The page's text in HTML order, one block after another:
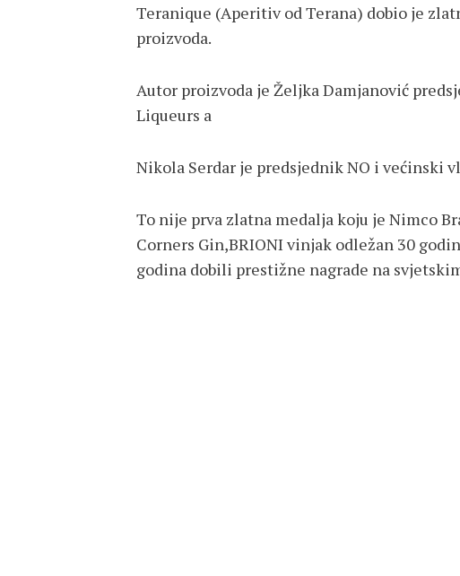
Teranique (Aperitiv od Terana) dobio je
proizvoda.
Autor proizvoda je Željka Damjanović
Liqueurs a
Nikola Serdar je predsjednik NO i većinski
To nije prva zlatna medalja koju je Nimco
Corners Gin,BRIONI vinjak odležan 30
godina dobili prestižne nagrade na